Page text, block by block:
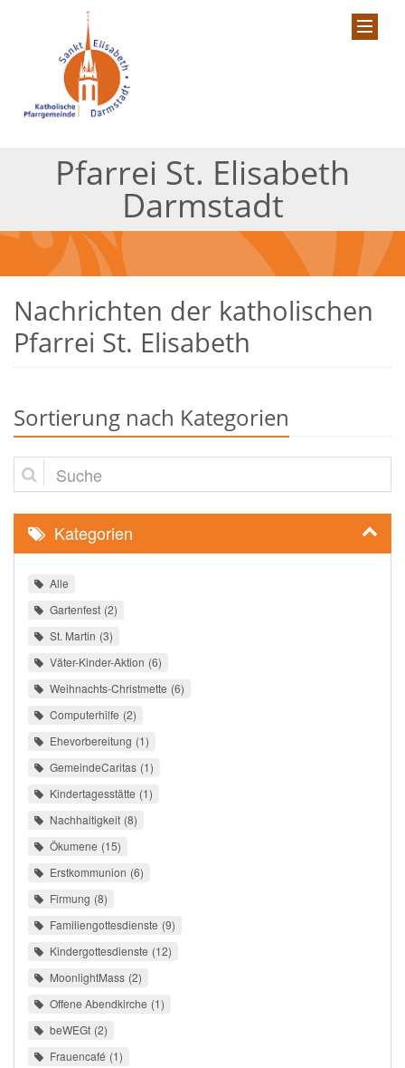
Pfarrei St. Elisabeth
Darmstadt
Nachrichten der katholischen
Pfarrei St. Elisabeth
Sortierung nach Kategorien
Suche
Kategorien
Alle
Gartenfest 2
St. Martin 3
Väter-Kinder-Aktion 6
Weihnachts-Christmette 6
Computerhilfe 2
Ehevorbereitung 1
GemeindeCaritas 1
Kindertagesstätte 1
Nachhaltigkeit 8
Ökumene 15
Erstkommunion 6
Firmung 8
Familiengottesdienste 9
Kindergottesdienste 12
MoonlightMass 2
Offene Abendkirche 1
beWEGt 2
Frauencafé 1